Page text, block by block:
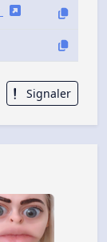
Signaler